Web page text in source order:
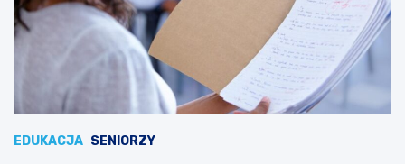
EDUKACJA SENIORZY